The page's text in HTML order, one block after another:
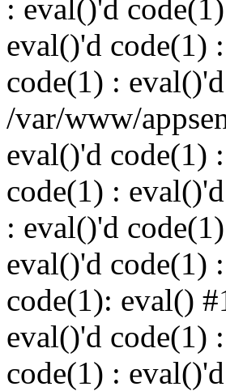
: eval()'d
eval()'d code(1)
code(1) :
/var/www/
eval()'d code(1)
code(1) :
: eval()'d
eval()'d code(1)
code(1): eval()
eval()'d code(1)
code(1) :